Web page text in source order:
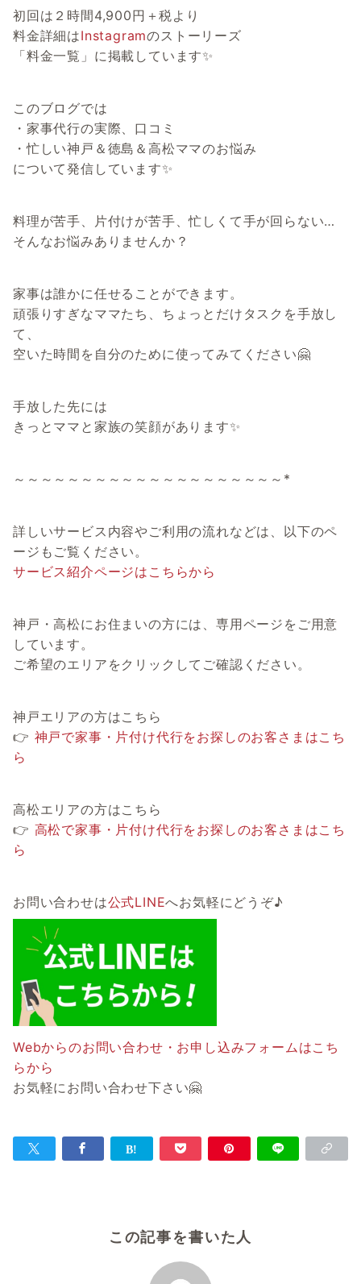
初回は２時間4,900円＋税より
料金詳細はInstagramのストーリーズ
「料金一覧」に掲載しています✨
このブログでは
・家事代行の実際、口コミ
・忙しい神戸＆徳島＆高松ママのお悩み
について発信しています✨
料理が苦手、片付けが苦手、忙しくて手が回らない…
そんなお悩みありませんか？
家事は誰かに任せることができます。
頑張りすぎなママたち、ちょっとだけタスクを手放し
て、
空いた時間を自分のために使ってみてください🤗
手放した先には
きっとママと家族の笑顔があります✨
～～～～～～～～～～～～～～～～～～～～*
詳しいサービス内容やご利用の流れなどは、以下のペ
ージもご覧ください。
サービス紹介ページはこちらから
神戸・高松にお住まいの方には、専用ページをご用意
しています。
ご希望のエリアをクリックしてご確認ください。
神戸エリアの方はこちら
👉 神戸で家事・片付け代行をお探しのお客さまはこち
ら
高松エリアの方はこちら
👉 高松で家事・片付け代行をお探しのお客さまはこち
ら
お問い合わせは公式LINEへお気軽にどうぞ♪
Webからのお問い合わせ・お申し込みフォームはこち
らから
お気軽にお問い合わせ下さい🤗
この記事を書いた人